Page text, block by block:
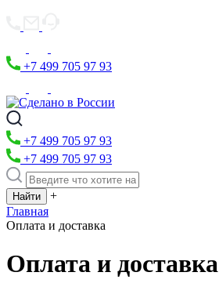
+7 499 705 97 93
+7 499 705 97 93
+7 499 705 97 93
+
Главная
Оплата и доставка
Оплата и доставка